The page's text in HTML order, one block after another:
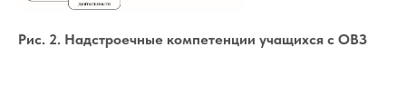
Рис. 2. Надстроечные компетенции учащихся с ОВЗ